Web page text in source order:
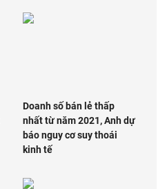
Doanh số bán lẻ thấp
nhất từ năm 2021, Anh dự
báo nguy cơ suy thoái
kinh tế